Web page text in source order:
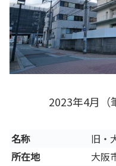
2023年4月（
名称
旧・
所在地
大阪